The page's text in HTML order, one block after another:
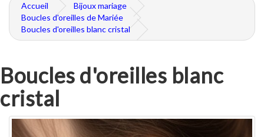
Accueil
Bijoux mariage
Boucles d'oreilles de Mariée
Boucles d'oreilles blanc cristal
Boucles d'oreilles blanc
cristal